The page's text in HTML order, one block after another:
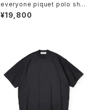
everyone piquet polo shirt
(BLACK)
¥19,800